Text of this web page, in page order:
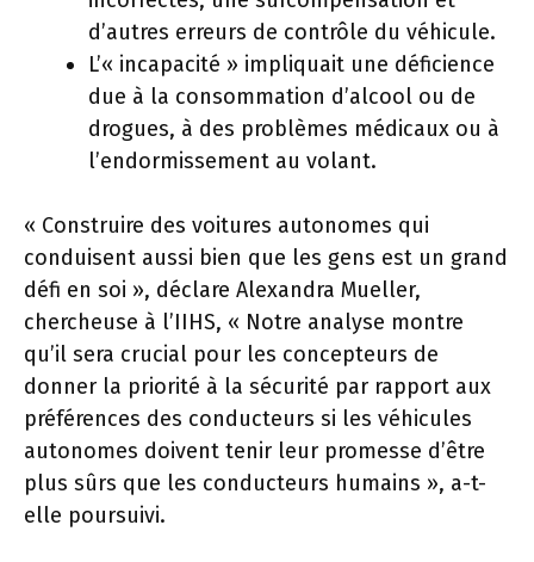
d’autres erreurs de contrôle du véhicule.
L’« incapacité » impliquait une déficience
due à la consommation d’alcool ou de
drogues, à des problèmes médicaux ou à
l’endormissement au volant.
« Construire des voitures autonomes qui
conduisent aussi bien que les gens est un grand
défi en soi », déclare Alexandra Mueller,
chercheuse à l’IIHS, « Notre analyse montre
qu’il sera crucial pour les concepteurs de
donner la priorité à la sécurité par rapport aux
préférences des conducteurs si les véhicules
autonomes doivent tenir leur promesse d’être
plus sûrs que les conducteurs humains », a-t-
elle poursuivi.